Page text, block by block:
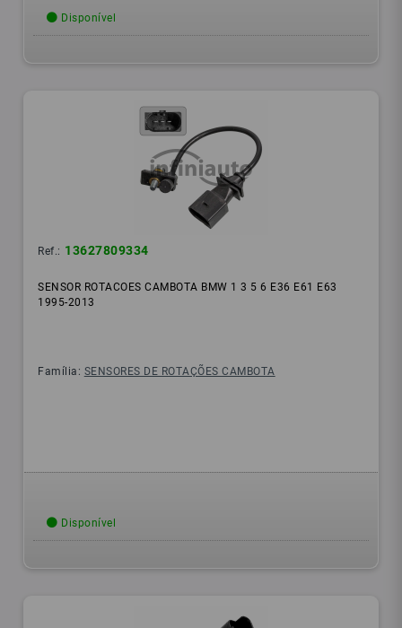
Disponível
Ref.: 13627809334
SENSOR ROTACOES CAMBOTA BMW 1 3 5 6 E36 E61 E63
1995-2013
Família: SENSORES DE ROTAÇÕES CAMBOTA
Disponível